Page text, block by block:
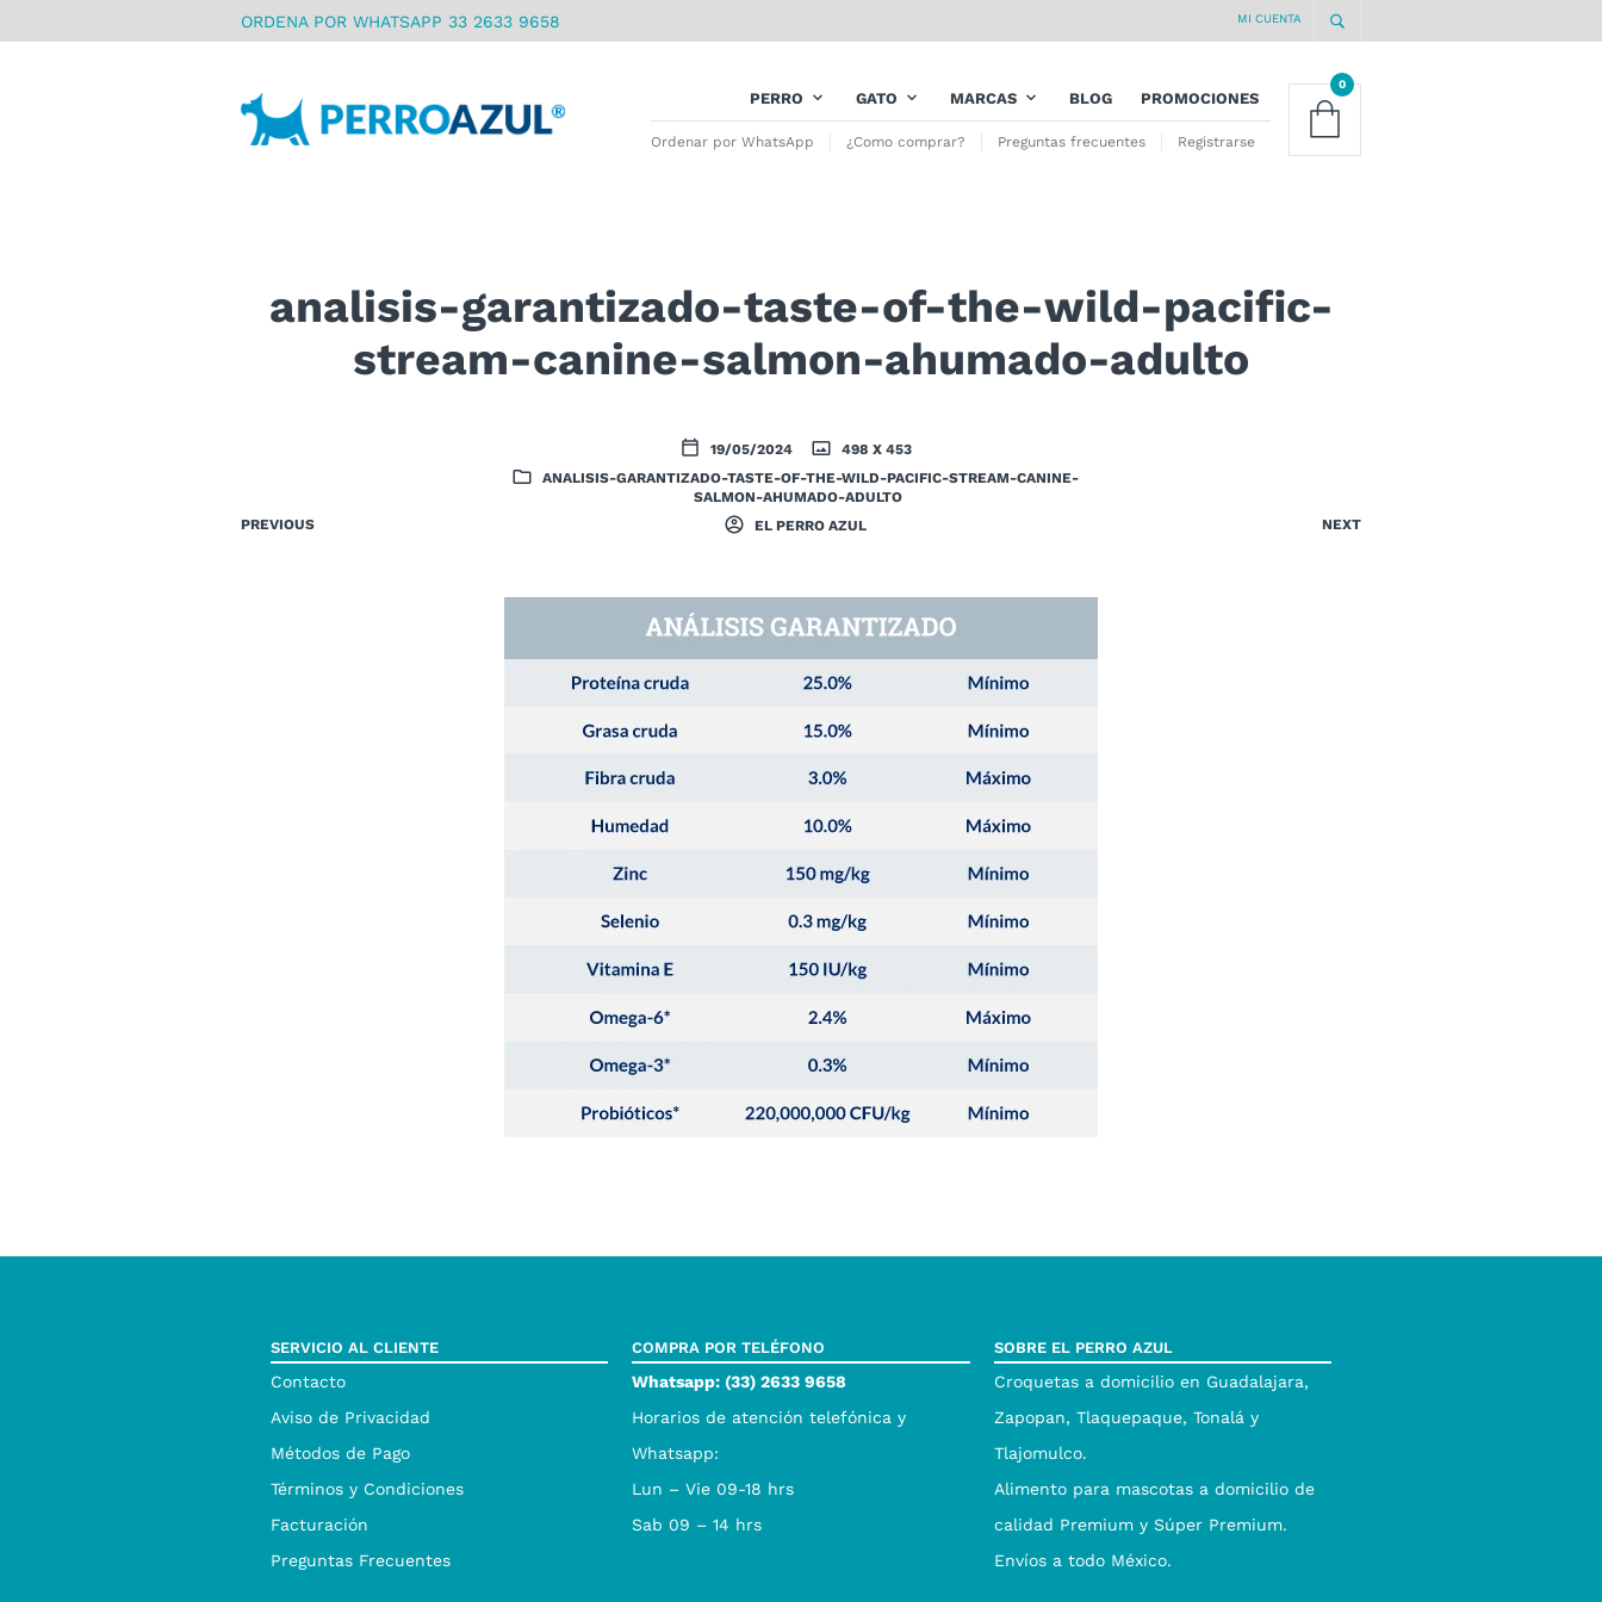
ORDENA POR WHATSAPP 33 2633 9658 MI CUENTA
PERRO GATO MARCAS BLOG PROMOCIONES
Ordenar por WhatsApp ¿Como comprar? Preguntas frecuentes Registrarse
0
analisis-garantizado-taste-of-the-wild-pacific-
stream-canine-salmon-ahumado-adulto
19/05/2024
498 X 453
ANALISIS-GARANTIZADO-TASTE-OF-THE-WILD-PACIFIC-STREAM-CANINE-
SALMON-AHUMADO-ADULTO
EL PERRO AZUL
PREVIOUS NEXT
SERVICIO AL CLIENTE
Contacto
Aviso de Privacidad
Métodos de Pago
Términos y Condiciones
Facturación
Preguntas Frecuentes
COMPRA POR TELÉFONO
Whatsapp: (33) 2633 9658
Horarios de atención telefónica y
Whatsapp:
Lun – Vie 09-18 hrs
Sab 09 – 14 hrs
SOBRE EL PERRO AZUL
Croquetas a domicilio en Guadalajara,
Zapopan, Tlaquepaque, Tonalá y
Tlajomulco.
Alimento para mascotas a domicilio de
calidad Premium y Súper Premium.
Envíos a todo México.